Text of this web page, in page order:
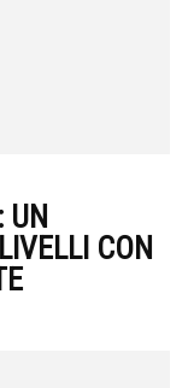
UN
CON